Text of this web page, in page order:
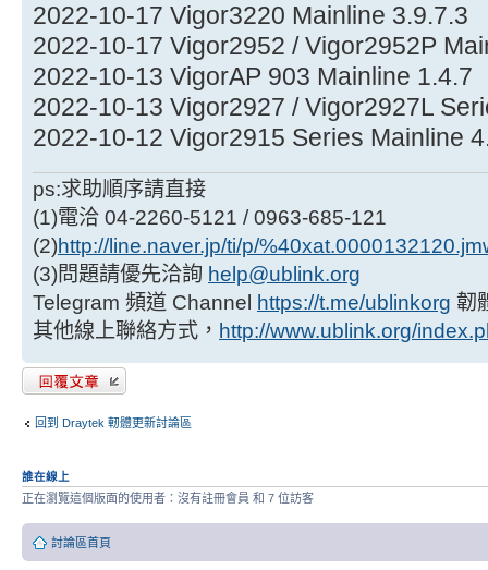
2022-10-17 Vigor3220 Mainline 3.9.7.3
2022-10-17 Vigor2952 / Vigor2952P
2022-10-13 VigorAP 903 Mainline 1.4.7
2022-10-13 Vigor2927 / Vigor2927L
2022-10-12 Vigor2915 Series Mainline
ps:求助順序請直接
(1)電洽 04-2260-5121 / 0963-685-121
(2)http://line.naver.jp/ti/p/
(3)問題請優先洽詢 help@ublink.org
Telegram 頻道 Channel https://t.me/ublinkorg 韌
其他線上聯絡方式， http://www.ublink.org/
發表回覆
回到 Draytek 軔體更新討論區
誰在線上
正在瀏覽這個版面的使用者：沒有註冊會員 和 7 位訪客
討論區首頁